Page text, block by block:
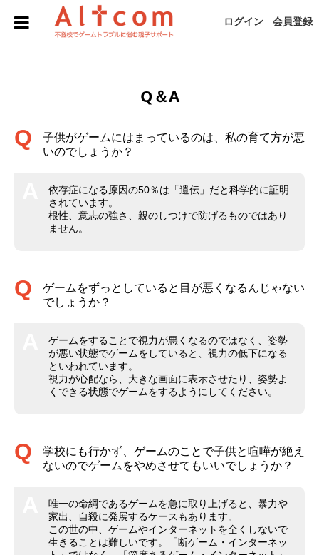
ログイン 会員登録
Q＆A
子供がゲームにはまっているのは、私の育て方が悪
いのでしょうか？
依存症になる原因の50％は「遺伝」だと科学的に証明
されています。
根性、意志の強さ、親のしつけで防げるものではあり
ません。
ゲームをずっとしていると目が悪くなるんじゃない
でしょうか？
ゲームをすることで視力が悪くなるのではなく、姿勢
が悪い状態でゲームをしていると、視力の低下になる
といわれています。
視力が心配なら、大きな画面に表示させたり、姿勢よ
くできる状態でゲームをするようにしてください。
学校にも行かず、ゲームのことで子供と喧嘩が絶え
ないのでゲームをやめさせてもいいでしょうか？
唯一の命綱であるゲームを急に取り上げると、暴力や
家出、自殺に発展するケースもあります。
この世の中、ゲームやインターネットを全くしないで
生きることは難しいです。「断ゲーム・インターネッ